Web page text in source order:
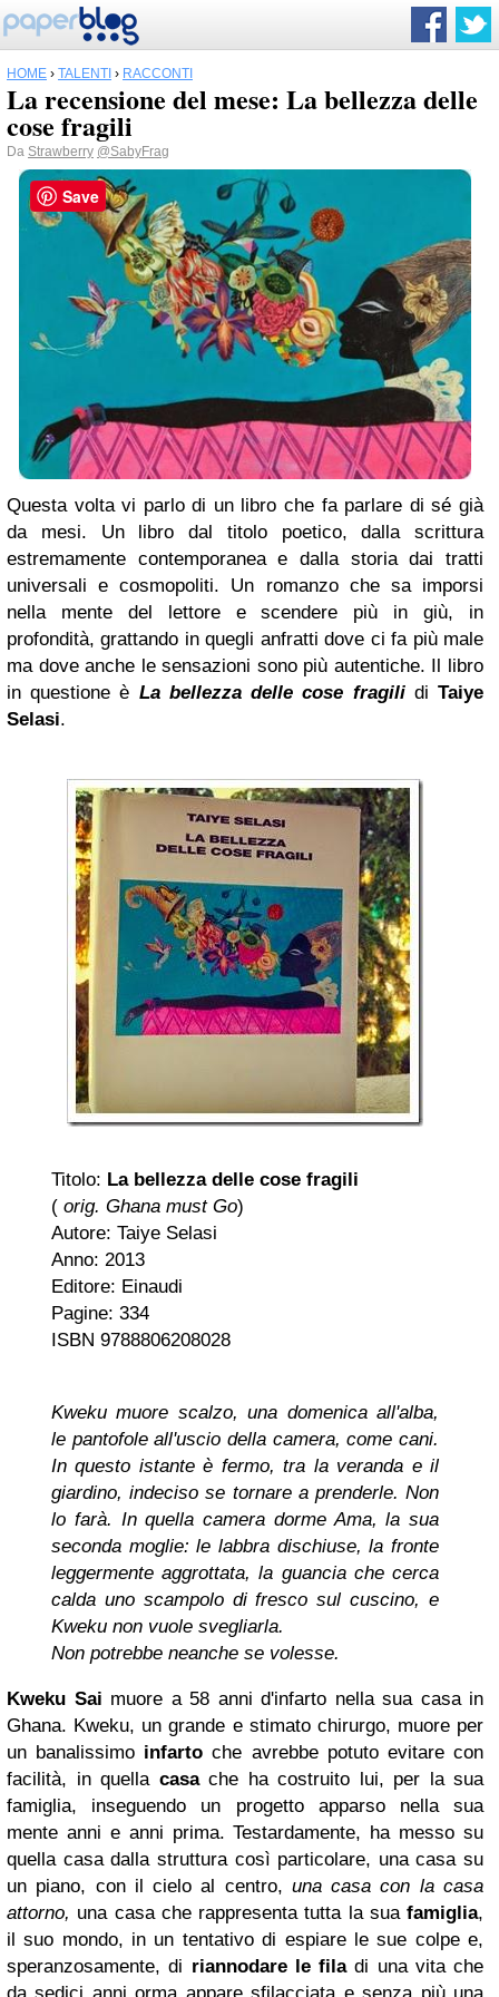
HOME › TALENTI › RACCONTI
La recensione del mese: La bellezza delle
cose fragili
Da Strawberry @SabyFrag
Questa volta vi parlo di un libro che fa parlare di sé già
da mesi. Un libro dal titolo poetico, dalla scrittura
estremamente contemporanea e dalla storia dai tratti
universali e cosmopoliti. Un romanzo che sa imporsi
nella mente del lettore e scendere più in giù, in
profondità, grattando in quegli anfratti dove ci fa più male
ma dove anche le sensazioni sono più autentiche. Il libro
in questione è La bellezza delle cose fragili di Taiye
Selasi.
Titolo: La bellezza delle cose fragili
( orig. Ghana must Go)
Autore: Taiye Selasi
Anno: 2013
Editore: Einaudi
Pagine: 334
ISBN 9788806208028
Kweku muore scalzo, una domenica all'alba,
le pantofole all'uscio della camera, come cani.
In questo istante è fermo, tra la veranda e il
giardino, indeciso se tornare a prenderle. Non
lo farà. In quella camera dorme Ama, la sua
seconda moglie: le labbra dischiuse, la fronte
leggermente aggrottata, la guancia che cerca
calda uno scampolo di fresco sul cuscino, e
Kweku non vuole svegliarla.
Non potrebbe neanche se volesse.
Kweku Sai muore a 58 anni d'infarto nella sua casa in
Ghana. Kweku, un grande e stimato chirurgo, muore per
un banalissimo infarto che avrebbe potuto evitare con
facilità, in quella casache ha costruito lui, per la sua
famiglia, inseguendo un progetto apparso nella sua
mente anni e anni prima. Testardamente, ha messo su
quella casa dalla struttura così particolare, una casa su
un piano, con il cielo al centro, una casa con la casa
attorno, una casa che rappresenta tutta la sua famiglia,
il suo mondo, in un tentativo di espiare le sue colpe e,
speranzosamente, di riannodare le filadi una vita che
da sedici anni orma appare sfilacciata e senza più una
Save